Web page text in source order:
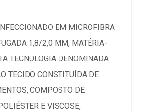
EM MICROFIBRA
1,8/2,0 MM, MATÉRIA-
TECNOLOGIA DENOMINADA
TECIDO CONSTITUÍDA DE
COMPOSTO DE
E VISCOSE,